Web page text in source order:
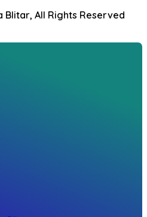
All Rights Reserved